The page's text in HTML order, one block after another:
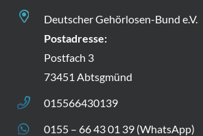
Deutscher Gehörlosen-Bund e.V.
Postadresse:
Postfach 3
73451 Abtsgmünd
015566430139
0155 – 66 43 01 39 (WhatsApp)